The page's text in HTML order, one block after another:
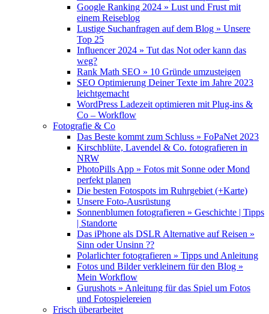
Google Ranking 2024 » Lust und Frust mit
einem Reiseblog
Lustige Suchanfragen auf dem Blog » Unsere
Top 25
Influencer 2024 » Tut das Not oder kann das
weg?
Rank Math SEO » 10 Gründe umzusteigen
SEO Optimierung Deiner Texte im Jahre 2023
leichtgemacht
WordPress Ladezeit optimieren mit Plug-ins &
Co – Workflow
Fotografie & Co
Das Beste kommt zum Schluss » FoPaNet 2023
Kirschblüte, Lavendel & Co. fotografieren in
NRW
PhotoPills App » Fotos mit Sonne oder Mond
perfekt planen
Die besten Fotospots im Ruhrgebiet (+Karte)
Unsere Foto-Ausrüstung
Sonnenblumen fotografieren » Geschichte | Tipps
| Standorte
Das iPhone als DSLR Alternative auf Reisen »
Sinn oder Unsinn ??
Polarlichter fotografieren » Tipps und Anleitung
Fotos und Bilder verkleinern für den Blog »
Mein Workflow
Gurushots » Anleitung für das Spiel um Fotos
und Fotospielereien
Frisch überarbeitet